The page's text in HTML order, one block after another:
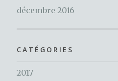
décembre 2016
CATÉGORIES
2017